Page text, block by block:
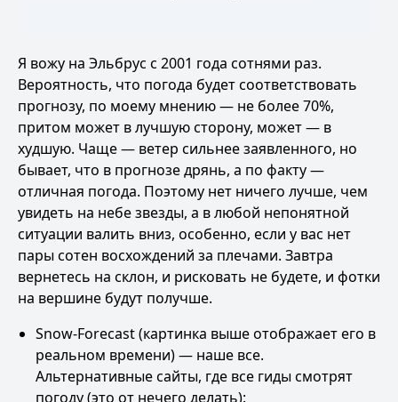
Я вожу на Эльбрус с 2001 года сотнями раз.
Вероятность, что погода будет соответствовать
прогнозу, по моему мнению — не более 70%,
притом может в лучшую сторону, может — в
худшую. Чаще — ветер сильнее заявленного, но
бывает, что в прогнозе дрянь, а по факту —
отличная погода. Поэтому нет ничего лучше, чем
увидеть на небе звезды, а в любой непонятной
ситуации валить вниз, особенно, если у вас нет
пары сотен восхождений за плечами. Завтра
вернетесь на склон, и рисковать не будете, и фотки
на вершине будут получше.
Snow-Forecast(картинка выше отображает его в
реальном времени) — наше все.
Альтернативные сайты, где все гиды смотрят
погоду (это от нечего делать):